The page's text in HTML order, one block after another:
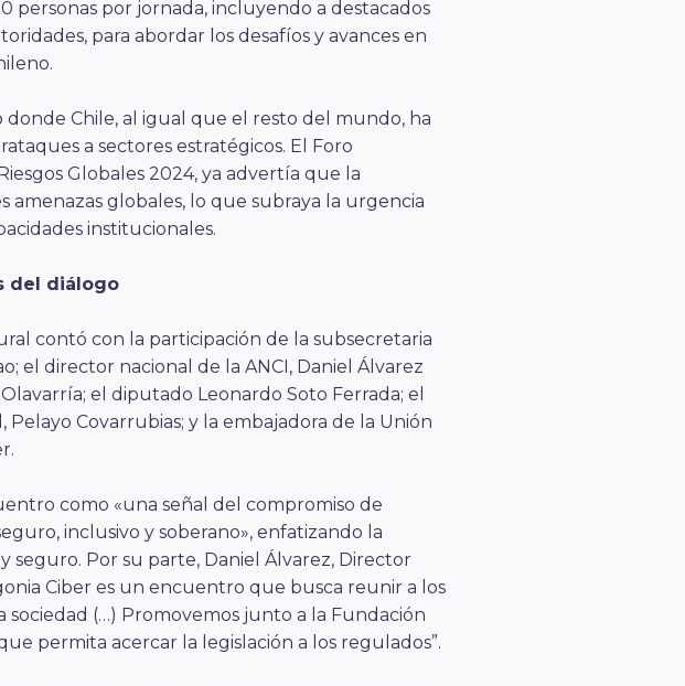
personas por jornada, incluyendo a destacados
para abordar los desafíos y avances en
Chile, al igual que el resto del mundo, ha
a sectores estratégicos. El Foro
Globales 2024, ya advertía que la
amenazas globales, lo que subraya la urgencia
institucionales.
del diálogo
contó con la participación de la subsecretaria
el director nacional de la ANCI, Daniel Álvarez
el diputado Leonardo Soto Ferrada; el
Covarrubias; y la embajadora de la Unión
como «una señal del compromiso de
inclusivo y soberano», enfatizando la
seguro. Por su parte, Daniel Álvarez, Director
Ciber es un encuentro que busca reunir a los
sociedad (…) Promovemos junto a la Fundación
permita acercar la legislación a los regulados”.